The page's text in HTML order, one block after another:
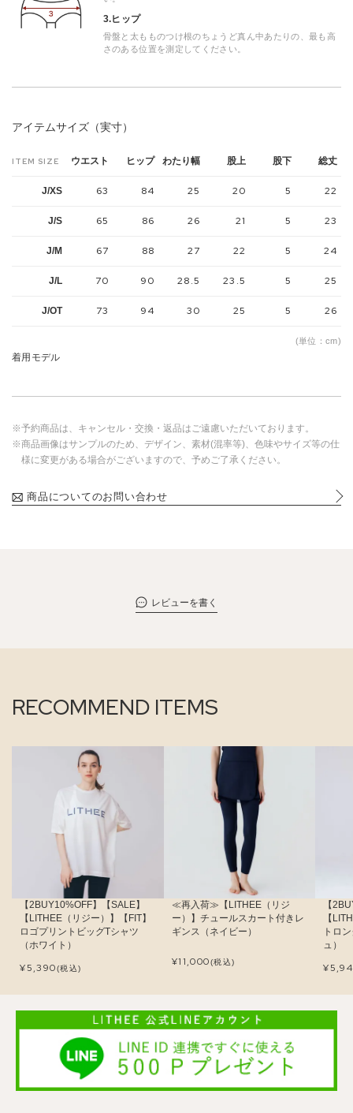
3.ヒップ
骨盤と太もものつけ根のちょうど真ん中あたりの、最も高
さのある位置を測定してください。
アイテムサイズ（実寸）
ITEM SIZE ウエスト ヒップ わたり幅 股上 股下 総丈
J/XS 63 84 25 20 5 22
J/S 65 86 26 21 5 23
J/M 67 88 27 22 5 24
J/L 70 90 28.5 23.5 5 25
J/OT 73 94 30 25 5 26
(単位：cm)
着用モデル
※予約商品は、キャンセル・交換・返品はご遠慮いただいております。
※商品画像はサンプルのため、デザイン、素材(混率等)、色味やサイズ等の仕
様に変更がある場合がございますので、予めご了承ください。
商品についてのお問い合わせ
レビューを書く
RECOMMEND ITEMS
【2BUY10%OFF】【SALE】
【LITHEE（リジー）】【FIT】
ロゴプリントビッグTシャツ
（ホワイト）
¥5,390(税込)
≪再入荷≫【LITHEE（リジ
ー）】チュールスカート付きレ
ギンス（ネイビー）
¥11,000(税込)
【
【
トロ
ュ）
¥